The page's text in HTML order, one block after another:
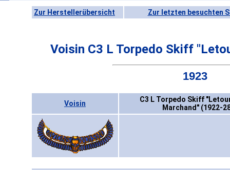
Zur Herstellerübersicht Zur letzten besuchten
Voisin C3 L Torpedo Skiff
1923
Voisin
C3 L Torpedo Skiff
Marchand" (1922-